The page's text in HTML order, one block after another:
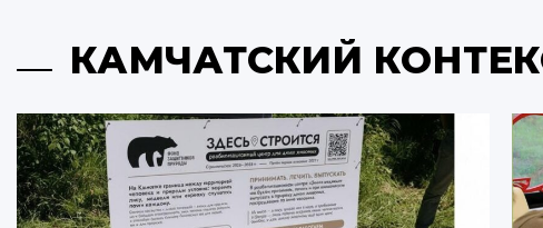
КАМЧАТСКИЙ